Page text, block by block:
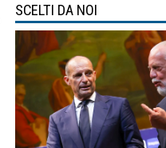
SCELTI DA NOI